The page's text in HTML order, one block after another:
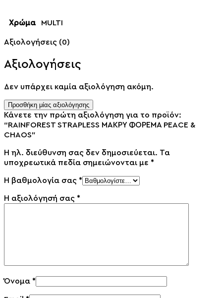
Χρώμα MULTI
Αξιολογήσεις (0)
Αξιολογήσεις
Δεν υπάρχει καμία αξιολόγηση ακόμη.
Προσθήκη μίας αξιολόγησης
Κάνετε την πρώτη αξιολόγηση για το προϊόν:
“RAINFOREST STRAPLESS ΜΑΚΡΥ ΦΟΡΕΜΑ PEACE &
CHAOS”
Η ηλ. διεύθυνση σας δεν δημοσιεύεται. Τα
υποχρεωτικά πεδία σημειώνονται με *
Η βαθμολογία σας *
Η αξιολόγησή σας *
Όνομα *